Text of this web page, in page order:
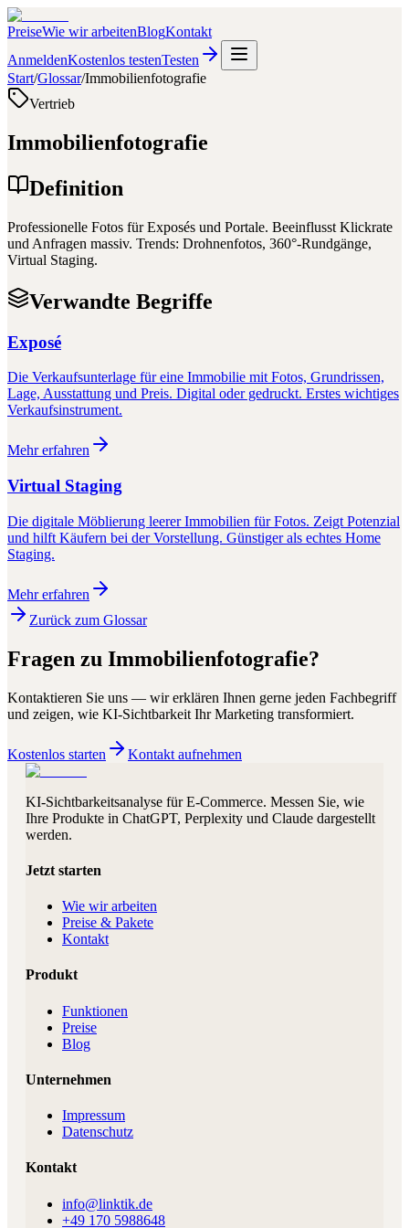
PreiseWie wir arbeitenBlogKontakt
AnmeldenKostenlos testenTesten
Start/Glossar/Immobilienfotografie
Vertrieb
Immobilienfotografie
Definition
Professionelle Fotos für Exposés und Portale. Beeinflusst Klickrate
und Anfragen massiv. Trends: Drohnenfotos, 360°-Rundgänge,
Virtual Staging.
Verwandte Begriffe
Exposé
Die Verkaufsunterlage für eine Immobilie mit Fotos, Grundrissen,
Lage, Ausstattung und Preis. Digital oder gedruckt. Erstes wichtiges
Verkaufsinstrument.
Mehr erfahren
Virtual Staging
Die digitale Möblierung leerer Immobilien für Fotos. Zeigt Potenzial
und hilft Käufern bei der Vorstellung. Günstiger als echtes Home
Staging.
Mehr erfahren
Zurück zum Glossar
Fragen zu Immobilienfotografie?
Kontaktieren Sie uns — wir erklären Ihnen gerne jeden Fachbegriff
und zeigen, wie KI-Sichtbarkeit Ihr Marketing transformiert.
Kostenlos starten Kontakt aufnehmen
KI-Sichtbarkeitsanalyse für E-Commerce. Messen Sie, wie
Ihre Produkte in ChatGPT, Perplexity und Claude dargestellt
werden.
Jetzt starten
Wie wir arbeiten
Preise & Pakete
Kontakt
Produkt
Funktionen
Preise
Blog
Unternehmen
Impressum
Datenschutz
Kontakt
info@linktik.de
+49 170 5988648